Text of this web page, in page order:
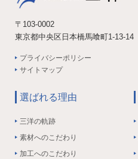
〒103-0002
東京都中央区日本橋馬喰町1-13-14
プライバシーポリシー
サイトマップ
選ばれる理由
三洋の軌跡
素材へのこだわり
加工へのこだわり